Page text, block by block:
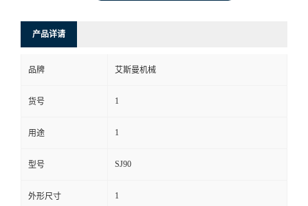
产品详请
品牌 艾斯曼机械
货号 1
用途 1
型号 SJ90
外形尺寸 1